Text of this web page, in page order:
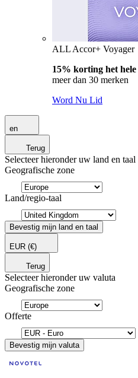
ALL Accor+ Voyager
15% korting het
meer dan 30 merken
Word Nu Lid
en
Terug
Selecteer hieronder uw land en taal
Geografische zone
Land/regio-taal
Bevestig mijn land en taal
EUR (€)
Terug
Selecteer hieronder uw valuta
Geografische zone
Offerte
Bevestig mijn valuta